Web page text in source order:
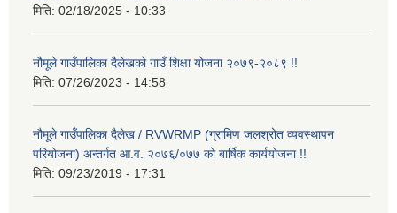
मिति: 02/18/2025 - 10:33
नौमूले गाउँपालिका दैलेखको गाउँ शिक्षा योजना २०७९-२०८९ !!
मिति: 07/26/2023 - 14:58
नौमूले गाउँपालिका दैलेख / RVWRMP (ग्रामिण जलश्रोत व्यवस्थापन
परियोजना) अन्तर्गत आ.व. २०७६/०७७ को बार्षिक कार्ययोजना !!
मिति: 09/23/2019 - 17:31